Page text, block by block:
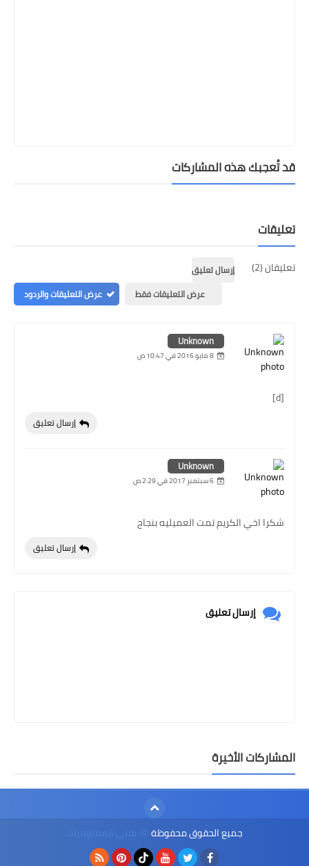
قد تُعجبك هذه المشاركات
تعليقات
تعليقان (2)
إرسال تعليق
عرض التعليقات فقط
عرض التعليقات والردود
Unknown
8 مايو 2016 في 10:47 ص
[d]
إرسال تعليق
Unknown
6 سبتمبر 2017 في 2:29 ص
شكرا اخي الكريم تمت العميليه بنجاح
إرسال تعليق
إرسال تعليق
المشاركات الأخيرة
جميع الحقوق محفوظة